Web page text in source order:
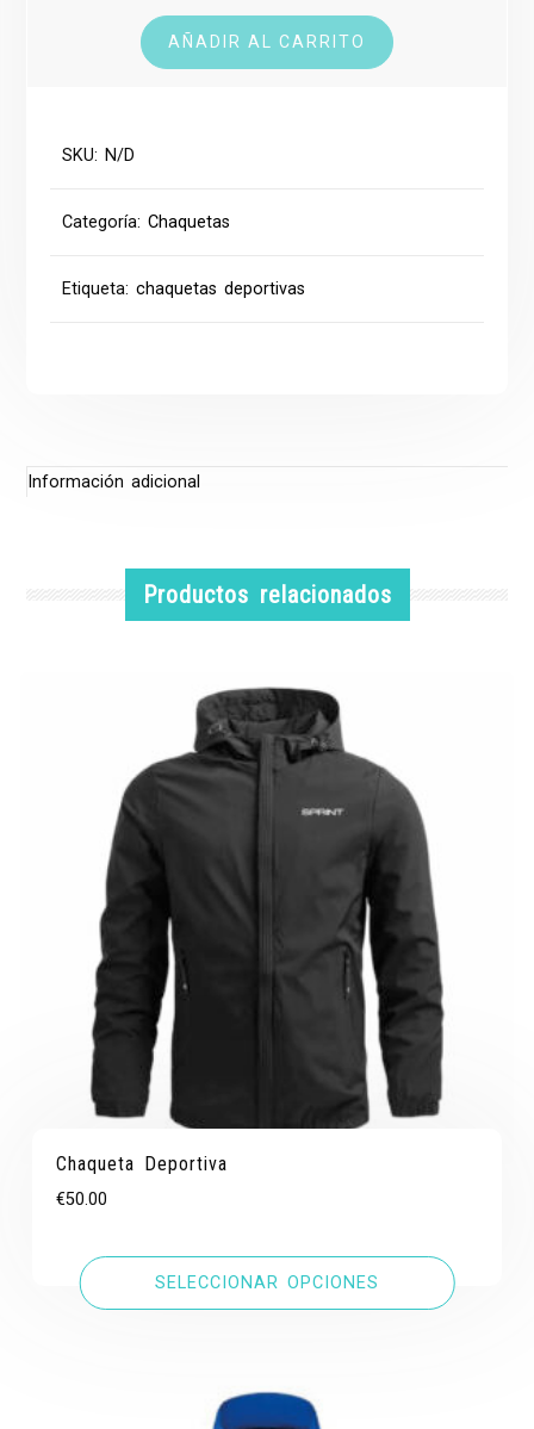
cantidad
AÑADIR AL CARRITO
SKU: N/D
Categoría:Chaquetas
Etiqueta:chaquetas deportivas
Información adicional
Productos relacionados
Chaqueta Deportiva
€50.00
SELECCIONAR OPCIONES